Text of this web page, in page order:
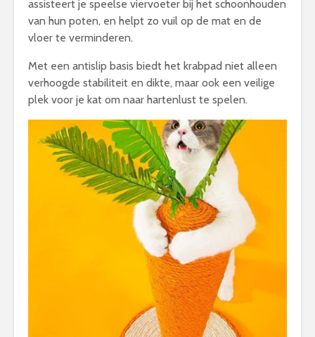
assisteert je speelse viervoeter bij het schoonhouden
van hun poten, en helpt zo vuil op de mat en de
vloer te verminderen.
Met een antislip basis biedt het krabpad niet alleen
verhoogde stabiliteit en dikte, maar ook een veilige
plek voor je kat om naar hartenlust te spelen.